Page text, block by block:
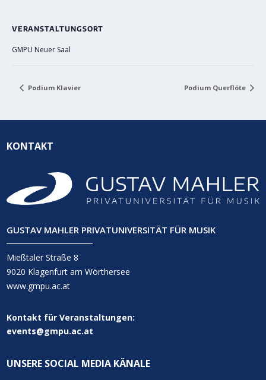
VERANSTALTUNGSORT
GMPU Neuer Saal
Podium Klavier Podium Querflöte
KONTAKT
GUSTAV MAHLER PRIVATUNIVERSITÄT FÜR MUSIK
Mießtaler Straße 8
9020 Klagenfurt am Wörthersee
www.gmpu.ac.at
Kontakt für Veranstaltungen:
events@gmpu.ac.at
UNSERE SOCIAL MEDIA KÄNALE